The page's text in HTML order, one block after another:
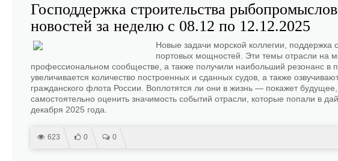
Господдержка строительства
новостей за неделю с 08.12 по 12.12.2025
Новые задачи морской коллегии, поддержка
портовых мощностей. Эти темы отрасли на
профессиональном сообществе, а также получили наибольший резонанс в
увеличивается количество построенных и сданных судов, а также
гражданского флота России. Воплотятся ли они в жизнь — покажет
самостоятельно оценить значимость событий отрасли, которые попали в
декабря 2025 года.
623 0 0